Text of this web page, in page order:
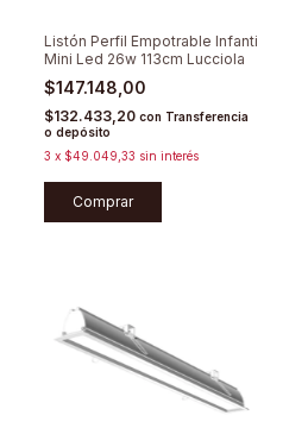
Listón Perfil Empotrable Infanti
Mini Led 26w 113cm Lucciola
$147.148,00
$132.433,20 con Transferencia
o depósito
3 x $49.049,33 sin interés
Comprar